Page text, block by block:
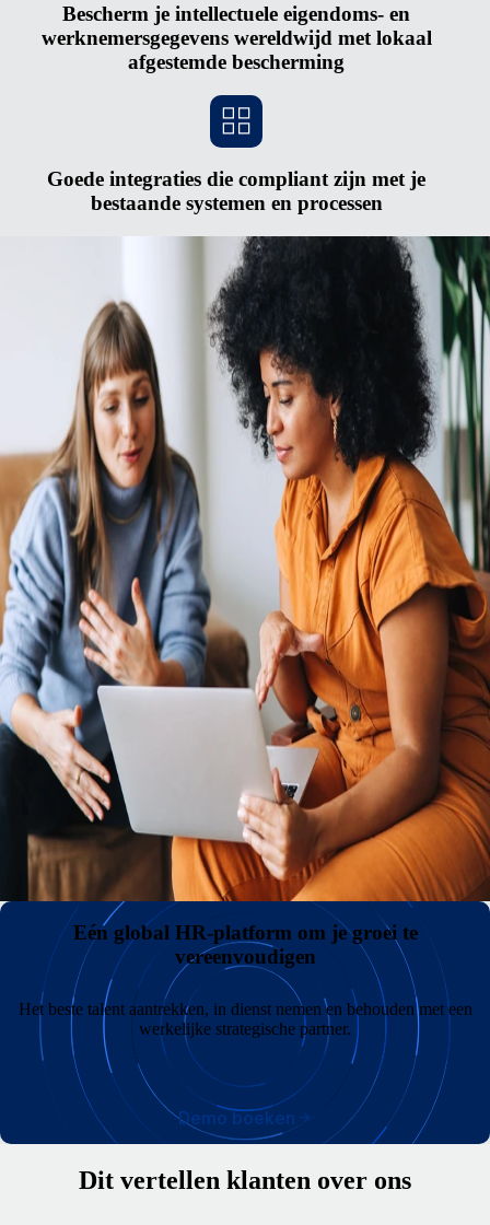
Bescherm je intellectuele eigendoms- en
werknemersgegevens wereldwijd met lokaal
afgestemde bescherming
Goede integraties die compliant zijn met je
bestaande systemen en processen
Sneller opschalen zonder nieuwe entiteiten
op te richten
Bureaucratie en hoge investeringen maken het lastig om het oprichten
van nieuwe entiteiten in andere landen te verantwoorden. Het proces is
kostbaar en complex en je loopt het risico op ernstige straffen als je je
niet houdt aan de overheidswijzigingen. Vertrouw op de volledig eigen
entiteiten, HR-integraties, interne nalevingsexperts en het geïntegreerde
payrollsysteem van Remote om een middelgroot internationaal team
vanuit één eenvoudig platform te betalen en beheren.
Een internationale aanwezigheid met of zonder je eigen entiteiten
Verminder kosten en administratieve kopzorgen door
internationaal mensen in dienst te nemen zonder je eigen
juridische entiteiten op te hoeven richten en te beheren.
Houd je payroll-kosten laag en maak je teams diverser
door geweldig talent te sourcen in nog niet ontdekte
markten over de hele wereld.
Al je HR-gegevens in één uitgebreide hub
Je werknemers een geweldige ervaring bieden met de beste support
Eén global HR-platform om je groei te
vereenvoudigen
Het beste talent aantrekken, in dienst nemen en behouden met een
werkelijke strategische partner.
Demo boeken
Dit vertellen klanten over ons